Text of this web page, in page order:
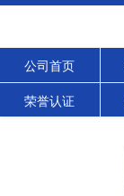
公司首页
荣誉认证